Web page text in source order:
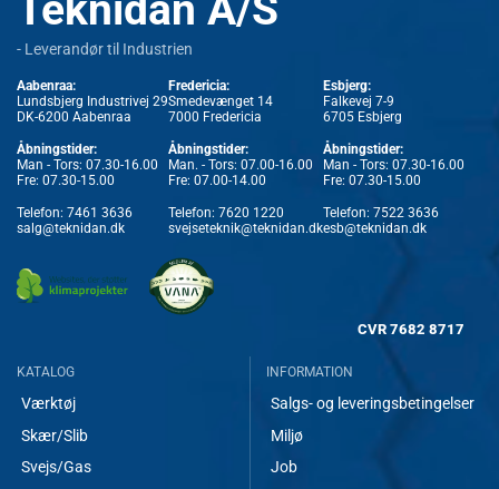
- Leverandør til Industrien
Aabenraa:
Lundsbjerg Industrivej 29
DK-6200 Aabenraa
Åbningstider:
Man - Tors: 07.30-16.00
Fre: 07.30-15.00
Telefon: 7461 3636
salg@teknidan.dk
Fredericia:
Smedevænget 14
7000 Fredericia
Åbningstider:
Man. - Tors: 07.00-16.00
Fre: 07.00-14.00
Telefon: 7620 1220
svejseteknik@teknidan.dk
Esbjerg:
Falkevej 7-9
6705 Esbjerg
Åbningstider:
Man - Tors: 07.30-16.00
Fre: 07.30-15.00
Telefon: 7522 3636
esb@teknidan.dk
CVR 7682 8717
KATALOG
Værktøj
Skær/Slib
Svejs/Gas
INFORMATION
Salgs- og leveringsbetingelser
Miljø
Job